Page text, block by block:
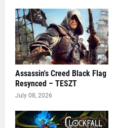
Assassin's Creed Black Flag
Resynced – TESZT
July 08, 2026